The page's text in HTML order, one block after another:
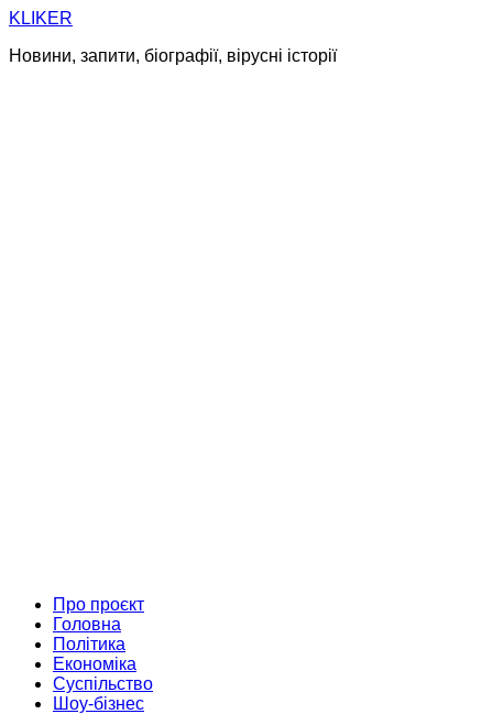
Skip
content
KLIKER
Новини, запити, біографії, вірусні історії
Про проєкт
Головна
Політика
Економіка
Суспільство
Шоу-бізнес